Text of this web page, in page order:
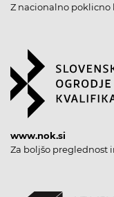
Z nacionalno poklicno
www.nok.si
Za boljšo preglednost